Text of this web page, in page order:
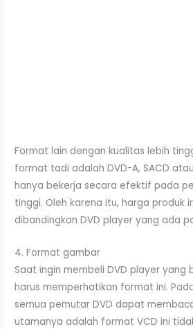
Format lain dengan kualitas lebih
format tadi adalah DVD-A, SACD
hanya bekerja secara efektif pada
tinggi. Oleh karena itu, harga produk
dibandingkan DVD player yang ada
4. Format gambar
Saat ingin membeli DVD player yang
harus memperhatikan format ini.
semua pemutar DVD dapat
utamanya adalah format VCD ini